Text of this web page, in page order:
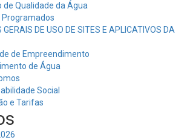
de Qualidade da Água
Programados
GERAIS DE USO DE SITES E APLICATIVOS DA
de Empreendimento
de Água
Social
e Tarifas